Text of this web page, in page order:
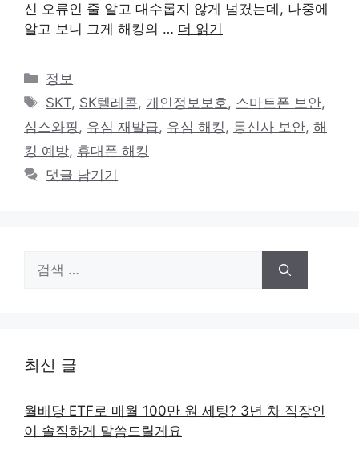
신 오류인 줄 알고 대수롭지 않게 넘겼는데, 나중에
알고 보니 그게 해킹의 … 더 읽기
카
테
리
정보
태
그
SKT, SK텔레콤, 개인정보보호, 스마트폰 보안,
심스와핑, 유심 재발급, 유심 해킹, 통신사 보안, 해
킹 예방, 휴대폰 해킹
댓글 남기기
색:
최신 글
월배당 ETF로 매월 100만 원 세팅? 3년 차 직장인
이 솔직하게 말씀드릴게요